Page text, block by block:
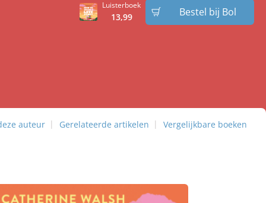
Luisterboek
13,99 Bestel bij Bol
auteur Gerelateerde artikelen Vergelijkbare boeken